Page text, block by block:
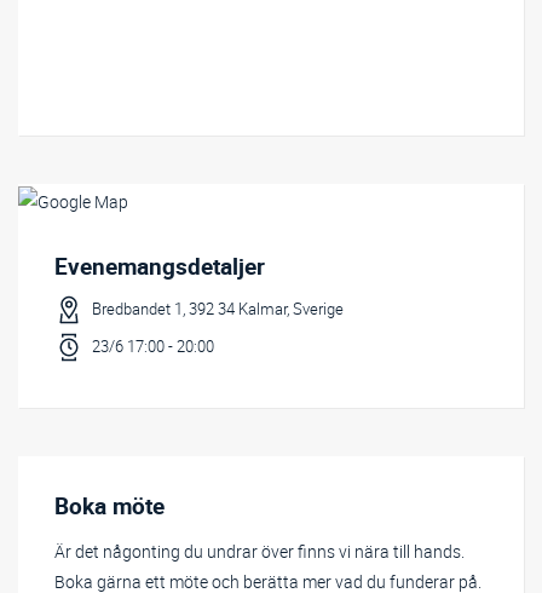
Relaterat innehåll
Evenemangsdetaljer
Bredbandet 1, 392 34 Kalmar, Sverige
23/6 17:00 - 20:00
Boka möte
Är det någonting du undrar över finns vi nära till hands.
Boka gärna ett möte och berätta mer vad du funderar på.